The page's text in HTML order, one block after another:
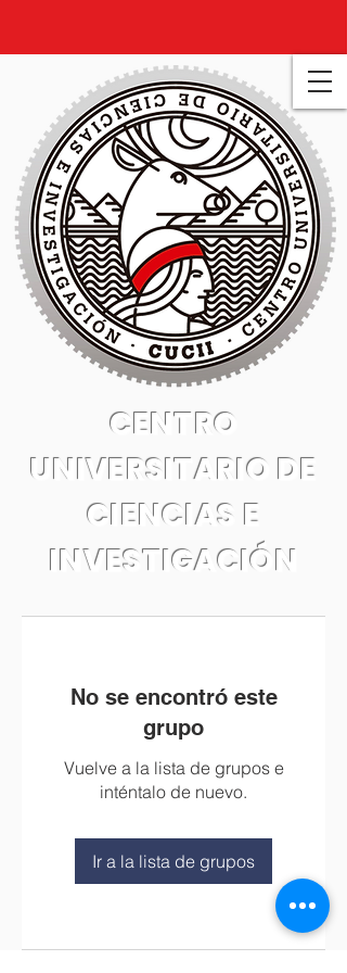
CENTRO
UNIVERSITARIO DE
CIENCIAS E
INVESTIGACIÓN
No se encontró este
grupo
Vuelve a la lista de grupos e
inténtalo de nuevo.
Ir a la lista de grupos